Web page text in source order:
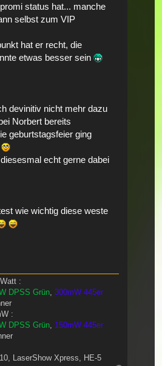
status hat... manche
selbst zum VIP
hat er recht, die
etwas besser sein
devinitiv nicht mehr dazu
Norbert bereits
geburtstagsfeier ging
echt gerne dabei
wie wichtig diese weste
:
DPSS Grün 300mW 445er
:
DPSS Grün 150mW 445er
LaserShow Xpress, HE-5